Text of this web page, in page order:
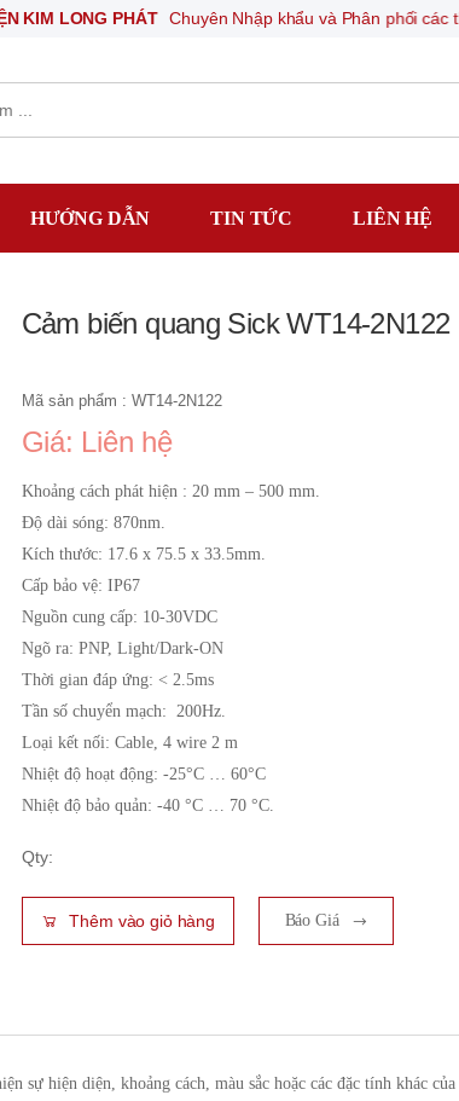
PHÁT Chuyên Nhập khẩu và Phân phối các thiết bị
HƯỚNG DẪN TIN TỨC LIÊN HỆ
Cảm biến quang Sick WT14-2N122
Mã sản phẩm : WT14-2N122
Giá: Liên hệ
Khoảng cách phát hiện : 20 mm – 500 mm.
Độ dài sóng: 870nm.
Kích thước: 17.6 x 75.5 x 33.5mm.
Cấp bảo vệ: IP67
Nguồn cung cấp: 10-30VDC
Ngõ ra: PNP, Light/Dark-ON
Thời gian đáp ứng: < 2.5ms
Tần số chuyển mạch: 200Hz.
Loại kết nối: Cable, 4 wire 2 m
Nhiệt độ hoạt động: -25°C … 60°C
Nhiệt độ bảo quản: -40 °C … 70 °C.
Qty:
Thêm vào giỏ hàng Báo Giá
sự hiện diện, khoảng cách, màu sắc hoặc các đặc tính khác